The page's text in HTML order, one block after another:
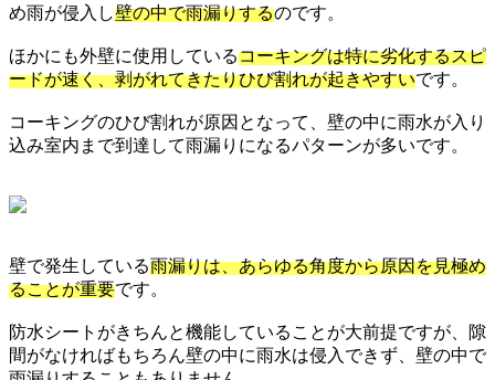
め雨が侵入し壁の中で雨漏りするのです。
ほかにも外壁に使用しているコーキングは特に劣化するスピ
ードが速く、剥がれてきたりひび割れが起きやすいです。
コーキングのひび割れが原因となって、壁の中に雨水が入り
込み室内まで到達して雨漏りになるパターンが多いです。
壁で発生している雨漏りは、あらゆる角度から原因を見極め
ることが重要です。
防水シートがきちんと機能していることが大前提ですが、隙
間がなければもちろん壁の中に雨水は侵入できず、壁の中で